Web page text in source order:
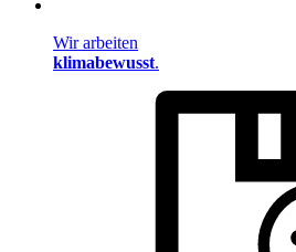
Wir arbeiten
klimabewusst.